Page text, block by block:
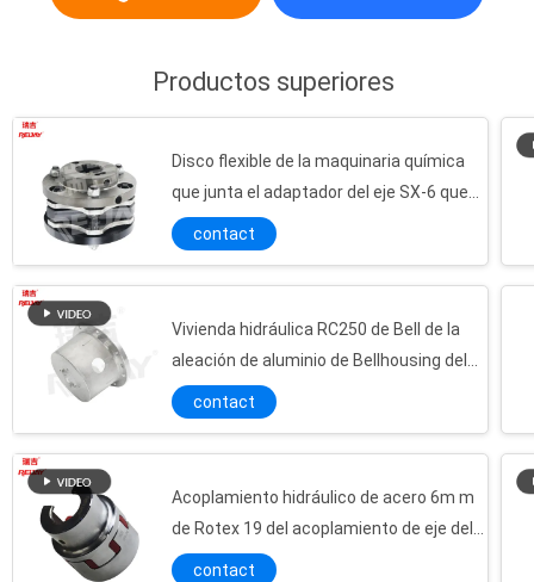
Productos superiores
Disco flexible de la maquinaria química
que junta el adaptador del eje SX-6 que
junta 20000Nm
contact
Vivienda hidráulica RC250 de Bell de la
aleación de aluminio de Bellhousing del
motor eléctrico de la nema
contact
Acoplamiento hidráulico de acero 6m m
de Rotex 19 del acoplamiento de eje del
motor del OEM
contact